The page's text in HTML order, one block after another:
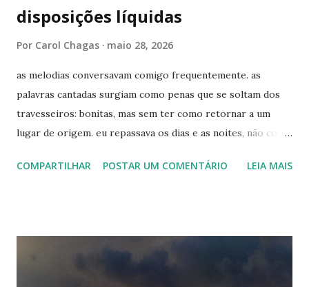
disposições líquidas
Por Carol Chagas maio 28, 2026
as melodias conversavam comigo frequentemente. as
palavras cantadas surgiam como penas que se soltam dos
travesseiros: bonitas, mas sem ter como retornar a um
lugar de origem. eu repassava os dias e as noites, não como
o suficiente para enxergar as rupturas -, mas como alguém
tão valioso tempo a sós, que de só tem muito pouco. os
gestos nunca passavam desapercebidos, mas as vias
COMPARTILHAR POSTAR UM COMENTÁRIO LEIA MAIS